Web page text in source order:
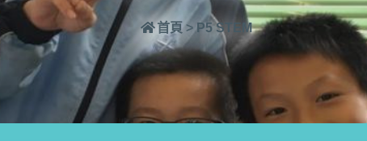
首頁 > P5 STEM